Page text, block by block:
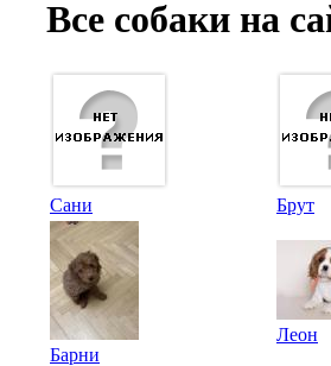
Все собаки на
Сани Брут
Барни
Леон